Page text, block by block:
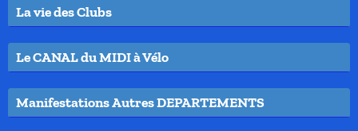
La vie des Clubs
Le CANAL du MIDI à Vélo
Manifestations Autres DEPARTEMENTS